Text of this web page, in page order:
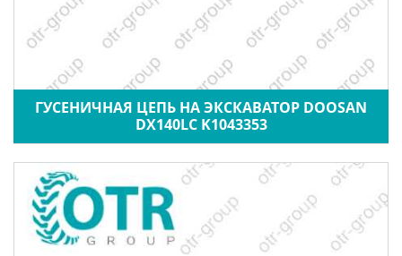
ГУСЕНИЧНАЯ ЦЕПЬ НА ЭКСКАВАТОР DOOSAN
DX140LC K1043353